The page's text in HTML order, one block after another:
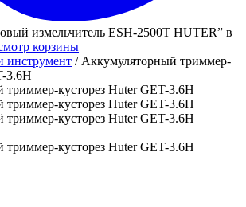
измельчитель ESH-2500T HUTER” в
корзины
инструмент / Аккумуляторный триммер-
3.6H